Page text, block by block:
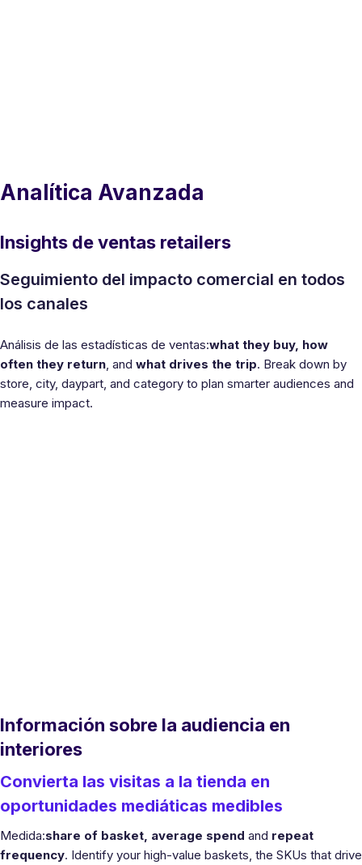
Analítica Avanzada
Insights de ventas retailers
Seguimiento del impacto comercial en todos
los canales
Análisis de las estadísticas de ventas:what they buy, how
often they return, and what drives the trip. Break down by
store, city, daypart, and category to plan smarter audiences and
measure impact.
Información sobre la audiencia en
interiores
Convierta las visitas a la tienda en
oportunidades mediáticas medibles
Medida:share of basket, average spend and repeat
frequency. Identify your high-value baskets, the SKUs that drive